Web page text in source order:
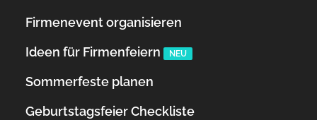
Firmenevent organisieren
Ideen für Firmenfeiern
NEU
Sommerfeste planen
Geburtstagsfeier Checkliste